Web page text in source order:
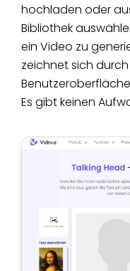
hochladen oder
Bibliothek
ein Video zu
zeichnet sich
Es gibt keinen